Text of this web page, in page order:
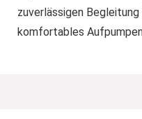
zuverlässigen
komfortables